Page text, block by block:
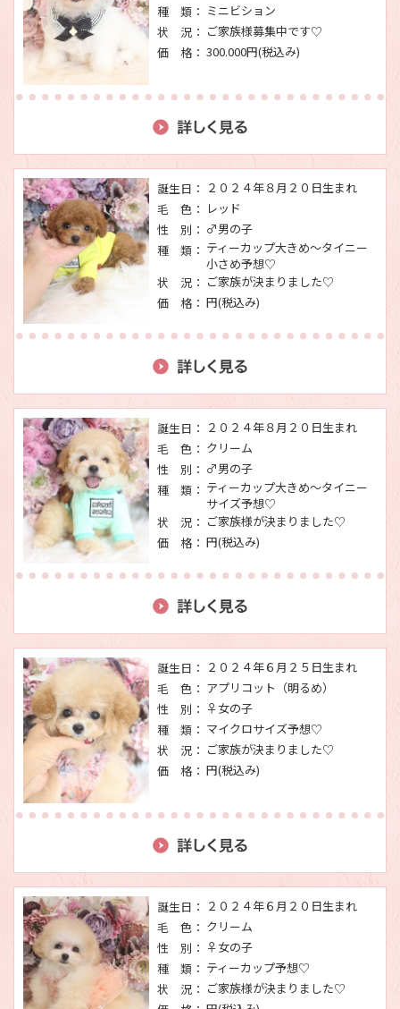
種 類： ミニビション
状 況： ご家族様募集中です♡
価 格： 300.000円(税込み)
誕生日： ２０２４年８月２０日生まれ
毛 色： レッド
性 別： ♂男の子
種 類： ティーカップ大きめ～タイニー
小さめ予想♡
状 況： ご家族が決まりました♡
価 格： 円(税込み)
誕生日： ２０２４年８月２０日生まれ
毛 色： クリーム
性 別： ♂男の子
種 類： ティーカップ大きめ～タイニー
サイズ予想♡
状 況： ご家族様が決まりました♡
価 格： 円(税込み)
誕生日： ２０２４年６月２５日生まれ
毛 色： アプリコット（明るめ）
性 別： ♀女の子
種 類： マイクロサイズ予想♡
状 況： ご家族が決まりました♡
価 格： 円(税込み)
誕生日： ２０２４年６月２０日生まれ
毛 色： クリーム
性 別： ♀女の子
種 類： ティーカップ予想♡
状 況： ご家族様が決まりました♡